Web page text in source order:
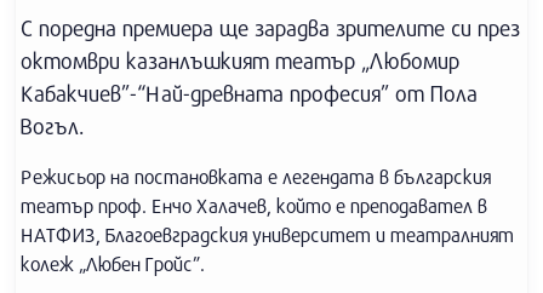
С поредна премиера ще зарадва зрителите си през
октомври казанлъшкият театър „Любомир
Кабакчиев”-“Най-древната професия” от Пола
Вогъл.
Режисьор на постановката е легендата в българския
театър проф. Енчо Халачев, който е преподавател в
НАТФИЗ, Благоевградския университет и театралният
колеж „Любен Гройс”.